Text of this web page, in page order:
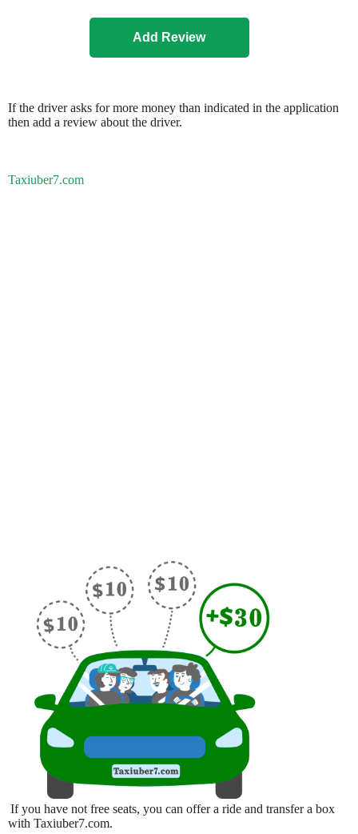
If the driver asks for more money than indicated in the application
then add a review about the driver.
Taxiuber7.com
If you have not free seats, you can offer a ride and transfer a box
with Taxiuber7.com.